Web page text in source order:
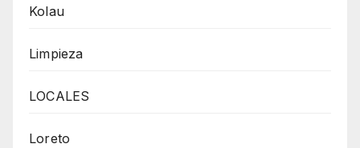
Kolau
Limpieza
LOCALES
Loreto